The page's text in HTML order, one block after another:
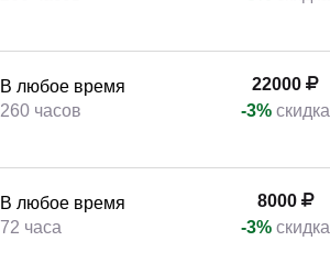
В любое время
260 часов
22000
-3% скидка
В любое время
72 часа
8000
-3% скидка